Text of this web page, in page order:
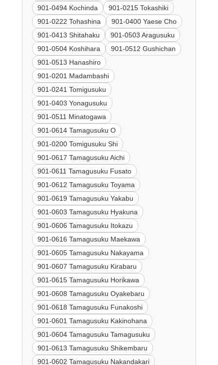
901-0494 Kochinda
901-0215 Tokashiki
901-0222 Tohashina
901-0400 Yaese Cho
901-0413 Shitahaku
901-0503 Aragusuku
901-0504 Koshihara
901-0512 Gushichan
901-0513 Hanashiro
901-0201 Madambashi
901-0241 Tomigusuku
901-0403 Yonagusuku
901-0511 Minatogawa
901-0614 Tamagusuku O
901-0200 Tomigusuku Shi
901-0617 Tamagusuku Aichi
901-0611 Tamagusuku Fusato
901-0612 Tamagusuku Toyama
901-0619 Tamagusuku Yakabu
901-0603 Tamagusuku Hyakuna
901-0606 Tamagusuku Itokazu
901-0616 Tamagusuku Maekawa
901-0605 Tamagusuku Nakayama
901-0607 Tamagusuku Kirabaru
901-0615 Tamagusuku Horikawa
901-0608 Tamagusuku Oyakebaru
901-0618 Tamagusuku Funakoshi
901-0601 Tamagusuku Kakinohana
901-0604 Tamagusuku Tamagusuku
901-0613 Tamagusuku Shikembaru
901-0602 Tamagusuku Nakandakari